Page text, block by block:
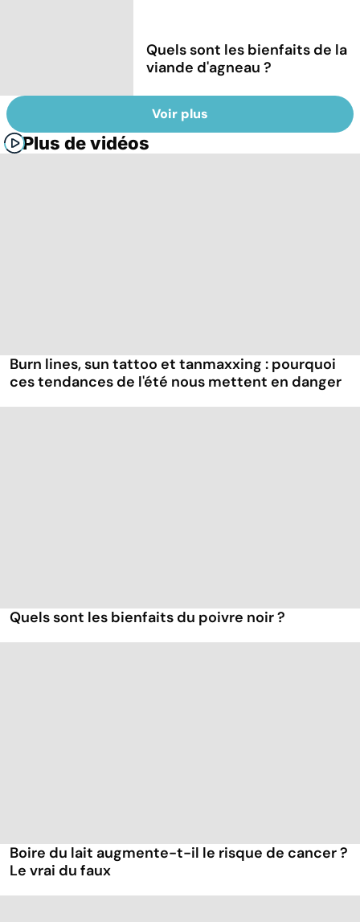
Quels sont les bienfaits de la
viande d'agneau ?
Voir plus
Plus de vidéos
Burn lines, sun tattoo et tanmaxxing : pourquoi
ces tendances de l'été nous mettent en danger
Quels sont les bienfaits du poivre noir ?
Boire du lait augmente-t-il le risque de cancer ?
Le vrai du faux